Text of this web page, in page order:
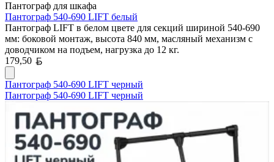
Пантограф для шкафа
Пантограф 540-690 LIFT белый
Пантограф LIFT в белом цвете для секций шириной 540-690
мм: боковой монтаж, высота 840 мм, масляный механизм с
доводчиком на подъем, нагрузка до 12 кг.
179,50
Пантограф 540-690 LIFT черный
Пантограф 540-690 LIFT черный